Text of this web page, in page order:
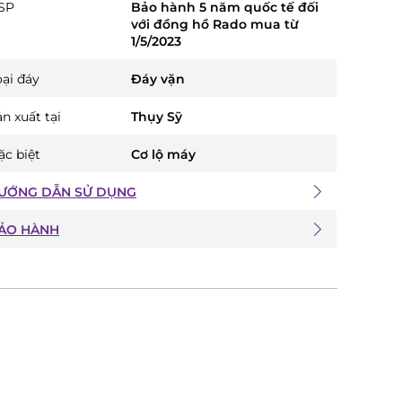
Bảo hành 5 năm quốc tế đối
với đồng hồ Rado mua từ
1/5/2023
đáy Đáy vặn
xuất tại Thụy Sỹ
biệt Cơ lộ máy
DẪN SỬ DỤNG
HÀNH